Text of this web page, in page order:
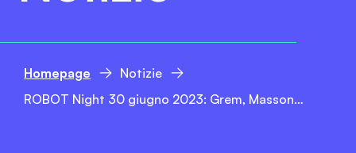
Homepage
Notizie
ROBOT Night 30 giugno 2023: Grem, Massone, Dj Rou, Edo, Marco Unzip